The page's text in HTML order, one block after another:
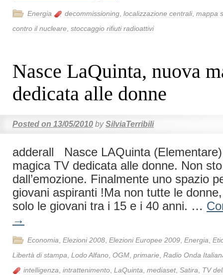
Energia decommissioning localizzazione centrali, mappa
contro il nucleare stoccaggio rifiuti radioattivi
Nasce LaQuinta, nuova
dedicata alle donne
Posted on 13/05/2010 by SilviaTerribili
adderall Nasce LAQuinta
magica TV dedicata alle donne. Non
dall’emozione. Finalmente uno spazio
giovani aspiranti !Ma non tutte le
solo le giovani tra i 15 e i 40 anni. …
→
Economia Elezioni 2008 Elezioni Europee 2009 Energia
Libertà di stampa Lodo Alfano OGM primarie Radio Onda
intelligenza intrattenimento LaQuinta mediaset, Satira TV